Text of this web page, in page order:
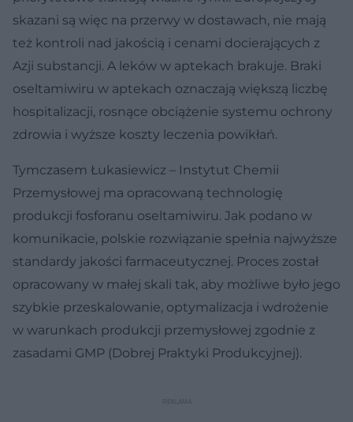
skazani są więc na przerwy w dostawach, nie mają
też kontroli nad jakością i cenami docierających z
Azji substancji. A leków w aptekach brakuje. Braki
oseltamiwiru w aptekach oznaczają większą liczbę
hospitalizacji, rosnące obciążenie systemu ochrony
zdrowia i wyższe koszty leczenia powikłań.
Tymczasem Łukasiewicz – Instytut Chemii
Przemysłowej ma opracowaną technologię
produkcji fosforanu oseltamiwiru. Jak podano w
komunikacie, polskie rozwiązanie spełnia najwyższe
standardy jakości farmaceutycznej. Proces został
opracowany w małej skali tak, aby możliwe było jego
szybkie przeskalowanie, optymalizacja i wdrożenie
w warunkach produkcji przemysłowej zgodnie z
zasadami GMP (Dobrej Praktyki Produkcyjnej).